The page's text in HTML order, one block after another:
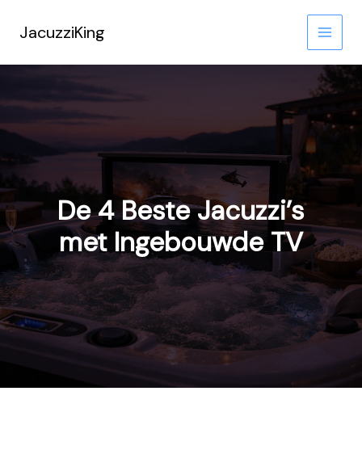
inhoud
JacuzziKing
De 4 Beste Jacuzzi’s
met Ingebouwde TV